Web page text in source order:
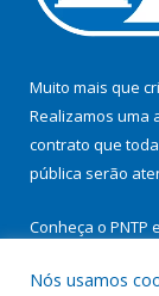
Muito mais que
Realizamos uma
contrato que
pública serão
Conheça o PNTP
Nós usamos